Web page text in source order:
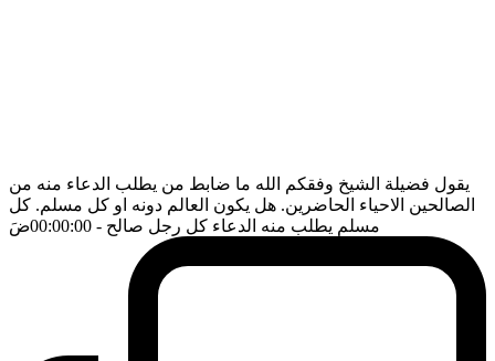
يقول فضيلة الشيخ وفقكم الله ما ضابط من يطلب الدعاء منه من
الصالحين الاحياء الحاضرين. هل يكون العالم دونه او كل مسلم. كل
مسلم يطلب منه الدعاء كل رجل صالح - 00:00:00 ضَ